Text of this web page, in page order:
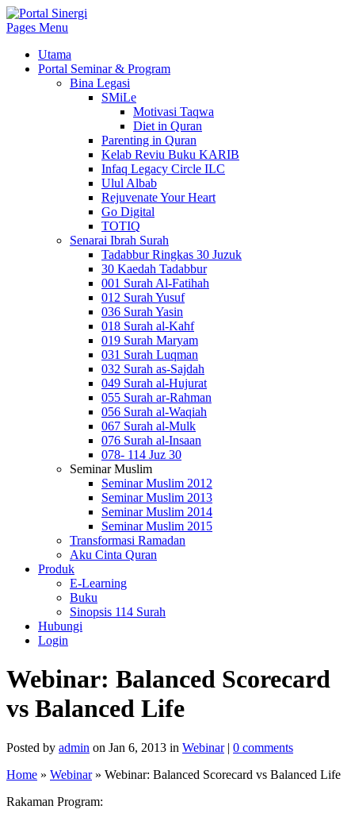
Pages Menu
Utama
Portal Seminar & Program
Bina Legasi
SMiLe
Motivasi Taqwa
Diet in Quran
Parenting in Quran
Kelab Reviu Buku KARIB
Infaq Legacy Circle ILC
Ulul Albab
Rejuvenate Your Heart
Go Digital
TOTIQ
Senarai Ibrah Surah
Tadabbur Ringkas 30 Juzuk
30 Kaedah Tadabbur
001 Surah Al-Fatihah
012 Surah Yusuf
036 Surah Yasin
018 Surah al-Kahf
019 Surah Maryam
031 Surah Luqman
032 Surah as-Sajdah
049 Surah al-Hujurat
055 Surah ar-Rahman
056 Surah al-Waqiah
067 Surah al-Mulk
076 Surah al-Insaan
078- 114 Juz 30
Seminar Muslim
Seminar Muslim 2012
Seminar Muslim 2013
Seminar Muslim 2014
Seminar Muslim 2015
Transformasi Ramadan
Aku Cinta Quran
Produk
E-Learning
Buku
Sinopsis 114 Surah
Hubungi
Login
Webinar: Balanced Scorecard
vs Balanced Life
Posted by admin on Jan 6, 2013 in Webinar| 0 comments
Home » Webinar » Webinar: Balanced Scorecard vs Balanced Life
Rakaman Program: